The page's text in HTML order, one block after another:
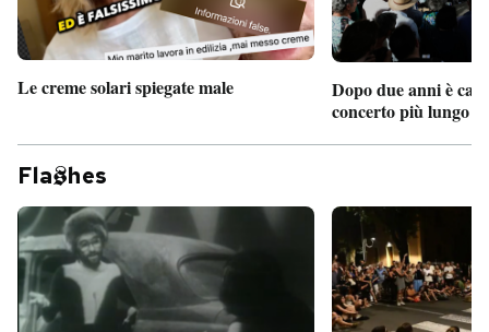
Le creme solari spiegate male
Dopo due anni è
concerto più lungo
Fla hes